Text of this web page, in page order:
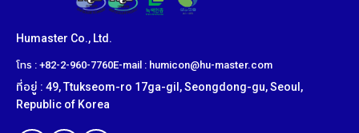
Humaster Co., Ltd.
โทร : +82-2-960-7760E-mail : humicon@hu-master.com
ที่อยู่ : 49, Ttukseom-ro 17ga-gil, Seongdong-gu, Seoul,
Republic of Korea